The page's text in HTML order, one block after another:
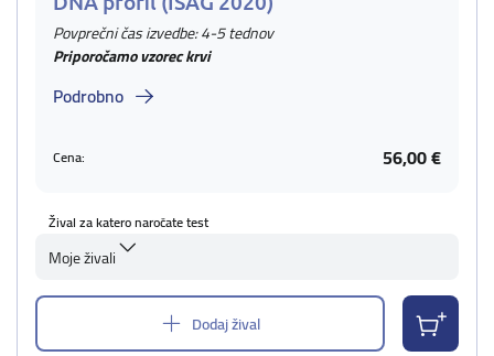
Povprečni čas izvedbe: 4-5 tednov
Priporočamo vzorec krvi
Podrobno
Cena: 56,00 €
Žival za katero naročate test
Moje živali
Dodaj žival